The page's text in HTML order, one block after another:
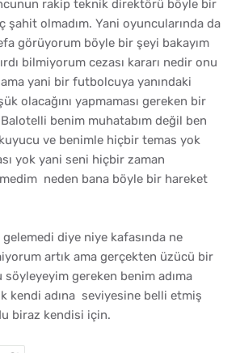
rakip teknik direktörü böyle bir
şahit olmadım. Yani oyuncularında da
görüyorum böyle bir şeyi bakayım
bilmiyorum cezası kararı nedir onu
yani bir futbolcuya yanındaki
olacağını yapmaması gereken bir
benim muhatabım değil ben
ve benimle hiçbir temas yok
yok yani seni hiçbir zaman
neden bana böyle bir hareket
diye niye kafasında ne
artık ama gerçekten üzücü bir
gereken benim adıma
kendi adına seviyesine belli etmiş
biraz kendisi için.